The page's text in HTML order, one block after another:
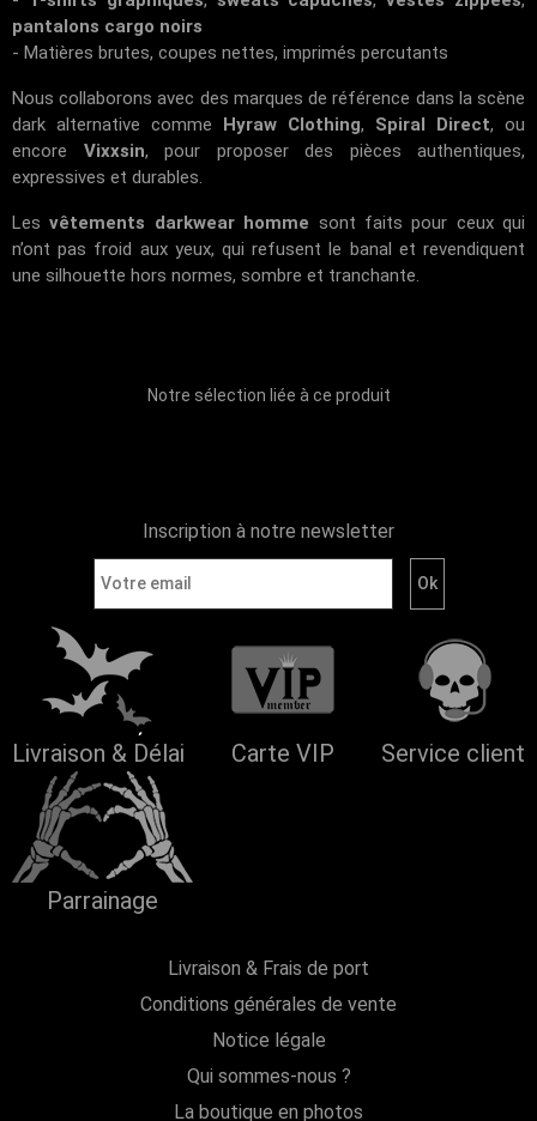
pantalons cargo noirs
- Matières brutes, coupes nettes, imprimés percutants
Nous collaborons avec des marques de référence dans la scène
dark alternative comme Hyraw Clothing, Spiral Direct, ou
encore Vixxsin, pour proposer des pièces authentiques,
expressives et durables.
Lesvêtements darkwear homme sont faits pour ceux qui
n’ont pas froid aux yeux, qui refusent le banal et revendiquent
une silhouette hors normes, sombre et tranchante.
Notre sélection liée à ce produit
Inscription à notre newsletter
Livraison & Délai Carte VIP Service client
Parrainage
Livraison & Frais de port
Conditions générales de vente
Notice légale
Qui sommes-nous ?
La boutique en photos